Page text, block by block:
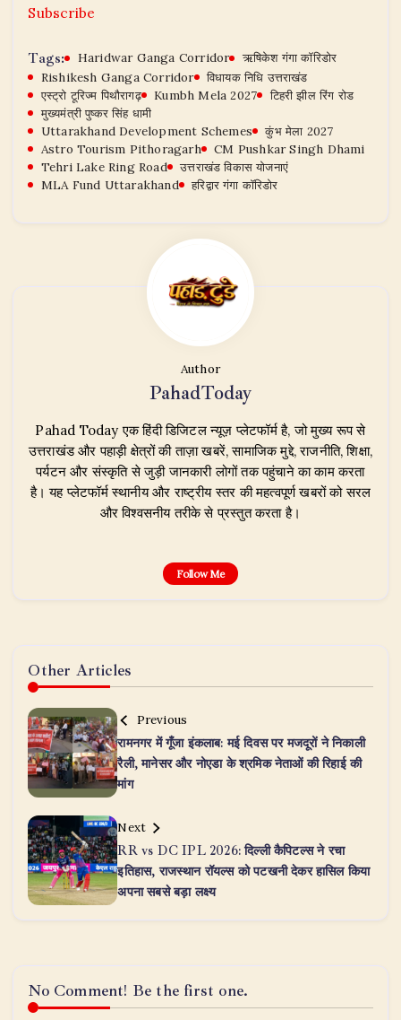
Subscribe
Tags: Haridwar Ganga Corridor
ऋषिकेश गंगा कॉरिडोर
Rishikesh Ganga Corridor
विधायक निधि उत्तराखंड
एस्ट्रो टूरिज्म पिथौरागढ़
Kumbh Mela 2027
टिहरी झील रिंग रोड
मुख्यमंत्री पुष्कर सिंह धामी
Uttarakhand Development Schemes
कुंभ मेला 2027
Astro Tourism Pithoragarh
CM Pushkar Singh Dhami
Tehri Lake Ring Road
उत्तराखंड विकास योजनाएं
MLA Fund Uttarakhand
हरिद्वार गंगा कॉरिडोर
Author
PahadToday
Pahad Today एक हिंदी डिजिटल न्यूज़ प्लेटफॉर्म है, जो मुख्य रूप से
उत्तराखंड और पहाड़ी क्षेत्रों की ताज़ा खबरें, सामाजिक मुद्दे, राजनीति, शिक्षा,
पर्यटन और संस्कृति से जुड़ी जानकारी लोगों तक पहुंचाने का काम करता
है। यह प्लेटफॉर्म स्थानीय और राष्ट्रीय स्तर की महत्वपूर्ण खबरों को सरल
और विश्वसनीय तरीके से प्रस्तुत करता है।
Follow Me
Other Articles
Previous
रामनगर में गूँजा इंकलाब: मई दिवस पर मजदूरों ने निकाली
रैली, मानेसर और नोएडा के श्रमिक नेताओं की रिहाई की
मांग
Next
RR vs DC IPL 2026: दिल्ली कैपिटल्स ने रचा
इतिहास, राजस्थान रॉयल्स को पटखनी देकर हासिल किया
अपना सबसे बड़ा लक्ष्य
No Comment! Be the first one.